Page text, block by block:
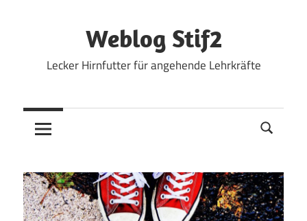
Weblog Stif2
Lecker Hirnfutter für angehende Lehrkräfte